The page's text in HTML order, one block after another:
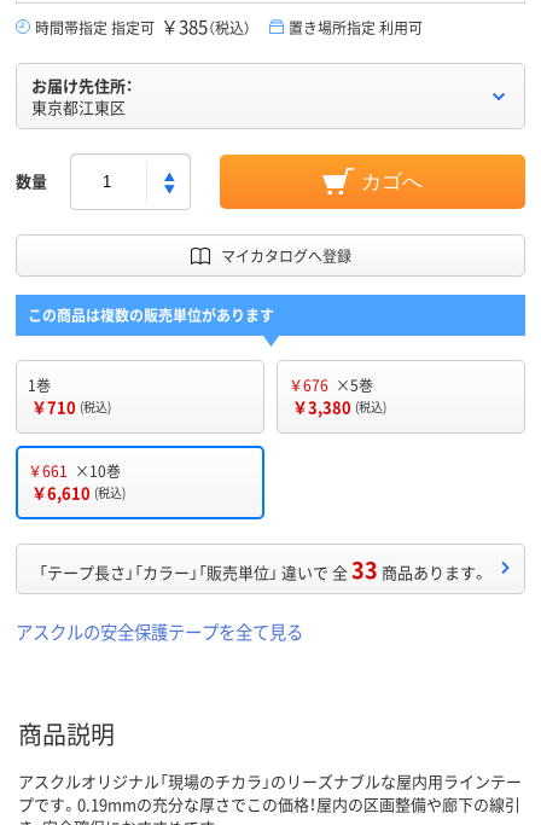
時間帯指定 指定可 ￥385（税込） 置き場所指定 利用可
お届け先住所：
東京都江東区
数量 カゴへ
マイカタログへ登録
この商品は複数の販売単位があります
1巻
￥710 (税込)
￥676 ×5巻
￥3,380 (税込)
￥661 ×10巻
￥6,610 (税込)
「テープ長さ」「カラー」「販売単位」 違いで 全33 商品あります。
アスクルの安全保護テープを全て見る
商品説明
アスクルオリジナル「現場のチカラ」のリーズナブルな屋内用ラインテー
プです。0.19mmの充分な厚さでこの価格！屋内の区画整備や廊下の線引